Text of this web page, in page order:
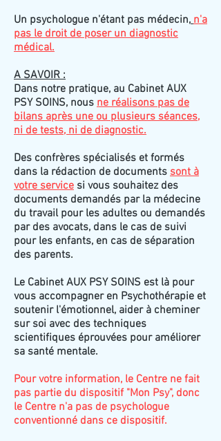
Un psychologue n'étant pas médecin, n'a
pas le droit de poser un diagnostic
médical.
A SAVOIR :
Dans notre pratique, au Cabinet AUX
PSY SOINS, nous ne réalisons pas de
bilans après une ou plusieurs séances,
ni de tests, ni de diagnostic.
Des confrères spécialisés et formés
dans la rédaction de documents sont à
votre service si vous souhaitez des
documents demandés par la médecine
du travail pour les adultes ou demandés
par des avocats, dans le cas de suivi
pour les enfants, en cas de séparation
des parents.
Le Cabinet AUX PSY SOINS est là pour
vous accompagner en Psychothérapie et
soutenir l'émotionnel, aider à cheminer
sur soi avec des techniques
scientifiques éprouvées pour améliorer
sa santé mentale.
Pour votre information, le Centre ne fait
pas partie du dispositif "Mon Psy", donc
le Centre n'a pas de psychologue
conventionné dans ce dispositif.